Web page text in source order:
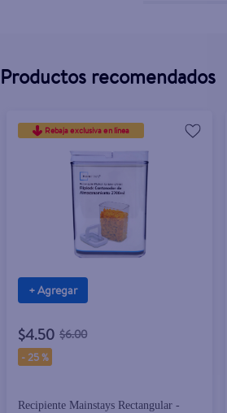
Productos recomendados
Rebaja exclusiva en línea
+ Agregar
$4.50 $6.00
-25 %
Recipiente Mainstays Rectangular -